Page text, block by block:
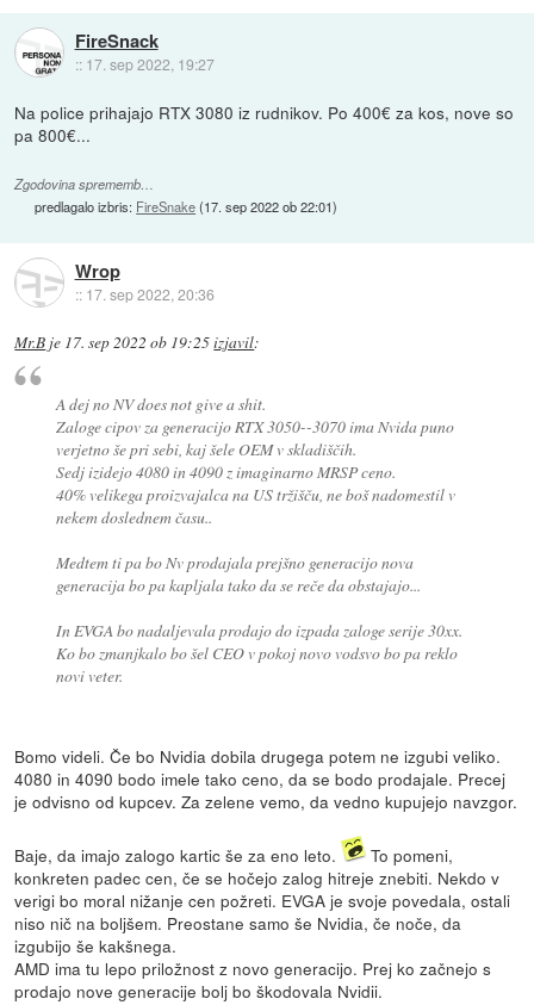
FireSnack
:: 17. sep 2022, 19:27
Na police prihajajo RTX 3080 iz rudnikov. Po 400€ za kos, nove so
pa 800€...
Zgodovina sprememb…
predlagalo izbris: FireSnake(17. sep 2022 ob 22:01)
Wrop
:: 17. sep 2022, 20:36
Mr.B je 17. sep 2022 ob 19:25izjavil:
A dej no NV does not give a shit.
Zaloge cipov za generacijo RTX 3050--3070 ima Nvida puno
verjetno še pri sebi, kaj šele OEM v skladiščih.
Sedj izidejo 4080 in 4090 z imaginarno MRSP ceno.
40% velikega proizvajalca na US tržišču, ne boš nadomestil v
nekem doslednem času..
Medtem ti pa bo Nv prodajala prejšno generacijo nova
generacija bo pa kapljala tako da se reče da obstajajo...
In EVGA bo nadaljevala prodajo do izpada zaloge serije 30xx.
Ko bo zmanjkalo bo šel CEO v pokoj novo vodsvo bo pa reklo
novi veter.
Bomo videli. Če bo Nvidia dobila drugega potem ne izgubi veliko.
4080 in 4090 bodo imele tako ceno, da se bodo prodajale. Precej
je odvisno od kupcev. Za zelene vemo, da vedno kupujejo navzgor.
Baje, da imajo zalogo kartic še za eno leto.
To pomeni,
konkreten padec cen, če se hočejo zalog hitreje znebiti. Nekdo v
verigi bo moral nižanje cen požreti. EVGA je svoje povedala, ostali
niso nič na boljšem. Preostane samo še Nvidia, če noče, da
izgubijo še kakšnega.
AMD ima tu lepo priložnost z novo generacijo. Prej ko začnejo s
prodajo nove generacije bolj bo škodovala Nvidii.